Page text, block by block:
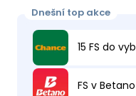
Dnešní top akce
15 FS do
FS v